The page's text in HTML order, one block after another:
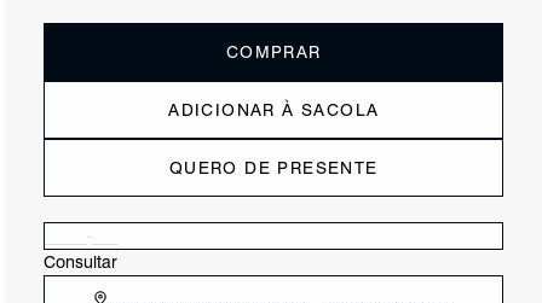
COMPRAR
ADICIONAR À SACOLA
QUERO DE PRESENTE
Consultar